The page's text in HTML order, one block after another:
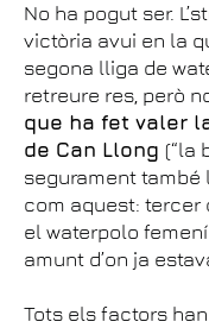
No ha pogut ser.
victòria avui en la
segona lliga de
retreure res, però
que ha fet valer
de Can Llong (“la
segurament també
com aquest: tercer
el waterpolo
amunt d’on ja
Tots els factors